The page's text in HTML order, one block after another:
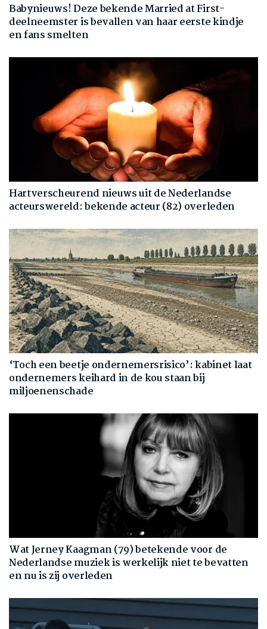
Babynieuws! Deze bekende Married at First-
deelneemster is bevallen van haar eerste kindje
en fans smelten
Hartverscheurend nieuws uit de Nederlandse
acteurswereld: bekende acteur (82) overleden
‘Toch een beetje ondernemersrisico’: kabinet laat
ondernemers keihard in de kou staan bij
miljoenenschade
Wat Jerney Kaagman (79) betekende voor de
Nederlandse muziek is werkelijk niet te bevatten
en nu is zij overleden